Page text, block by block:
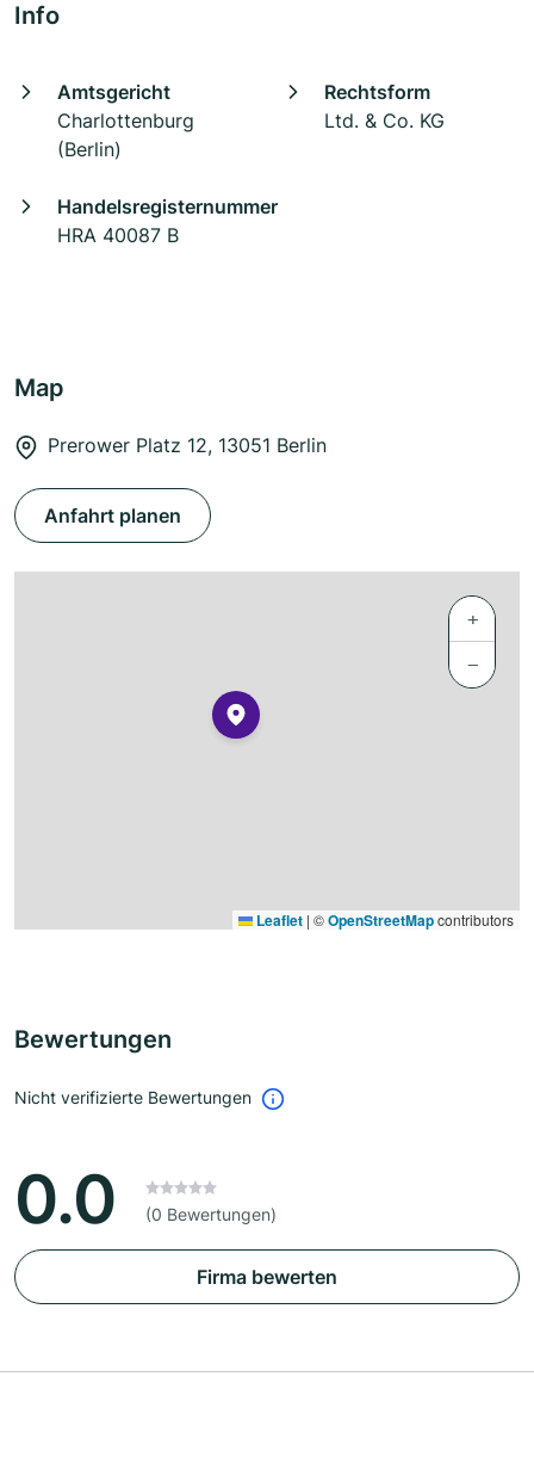
Info
Amtsgericht
Charlottenburg
(Berlin)
Rechtsform
Ltd. & Co. KG
Handelsregisternummer
HRA 40087 B
Map
Prerower Platz 12, 13051 Berlin
Anfahrt planen
+
−
Leaflet | ©OpenStreetMapcontributors
Bewertungen
Nicht verifizierte Bewertungen
0.0 (0 Bewertungen)
Firma bewerten